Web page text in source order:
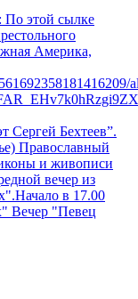
: По этой сылке
Америка,
Сергей Бехтеев”.
Православный
и живописи
вечер из
в 17.00
Вечер "Певец